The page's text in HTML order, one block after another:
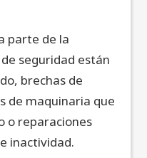
parte de la
seguridad están
brechas de
de maquinaria que
o reparaciones
inactividad.